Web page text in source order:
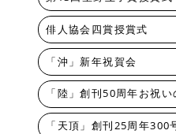
俳人協会四賞授賞式
「沖」新年祝賀会
「陸」創刊50周年お祝い
「天頂」創刊25周年300